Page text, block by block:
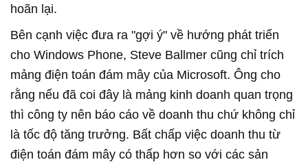
hoãn lại.
Bên cạnh việc đưa ra "gợi ý" về hướng phát triển
cho Windows Phone, Steve Ballmer cũng chỉ trích
mảng điện toán đám mây của Microsoft. Ông cho
rằng nếu đã coi đây là mảng kinh doanh quan trọng
thì công ty nên báo cáo về doanh thu chứ không chỉ
là tốc độ tăng trưởng. Bất chấp việc doanh thu từ
điện toán đám mây có thấp hơn so với các sản